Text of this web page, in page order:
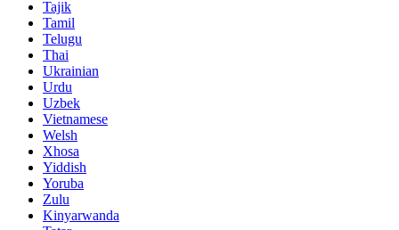
Tajik
Tamil
Telugu
Thai
Ukrainian
Urdu
Uzbek
Vietnamese
Welsh
Xhosa
Yiddish
Yoruba
Zulu
Kinyarwanda